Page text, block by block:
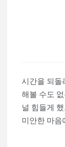
시간을 되돌
해볼 수도
널 힘들게
미안한 마음